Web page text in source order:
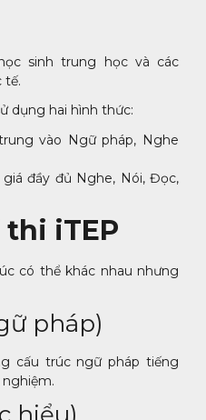
sinh trung học và các
tế.
dụng hai hình thức:
vào Ngữ pháp, Nghe
đầy đủ Nghe, Nói, Đọc,
iTEP
có thể khác nhau nhưng
pháp)
cấu trúc ngữ pháp tiếng